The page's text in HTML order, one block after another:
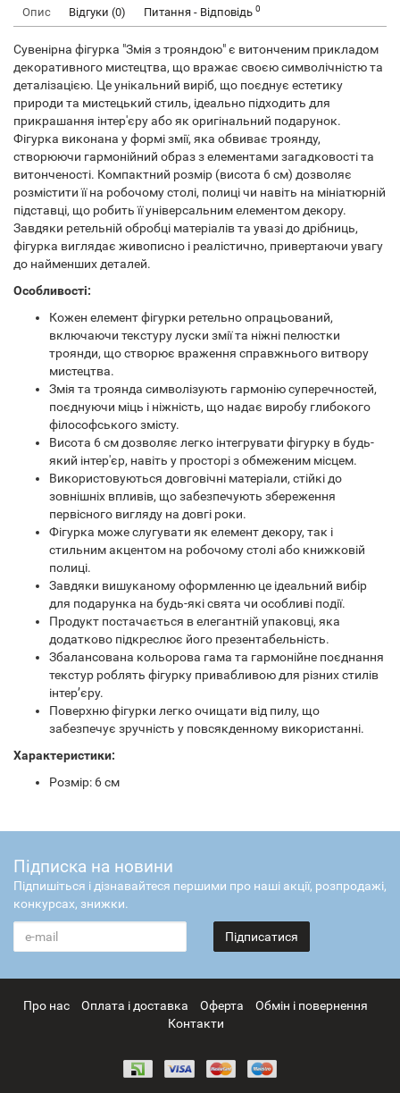
Опис Відгуки (0) Питання - Відповідь 0
Сувенірна фігурка "Змія з трояндою" є витонченим прикладом
декоративного мистецтва, що вражає своєю символічністю та
деталізацією. Це унікальний виріб, що поєднує естетику
природи та мистецький стиль, ідеально підходить для
прикрашання інтер'єру або як оригінальний подарунок.
Фігурка виконана у формі змії, яка обвиває троянду,
створюючи гармонійний образ з елементами загадковості та
витонченості. Компактний розмір (висота 6 см) дозволяє
розмістити її на робочому столі, полиці чи навіть на мініатюрній
підставці, що робить її універсальним елементом декору.
Завдяки ретельній обробці матеріалів та увазі до дрібниць,
фігурка виглядає живописно і реалістично, привертаючи увагу
до найменших деталей.
Особливості:
Кожен елемент фігурки ретельно опрацьований,
включаючи текстуру луски змії та ніжні пелюстки
троянди, що створює враження справжнього витвору
мистецтва.
Змія та троянда символізують гармонію суперечностей,
поєднуючи міць і ніжність, що надає виробу глибокого
філософського змісту.
Висота 6 см дозволяє легко інтегрувати фігурку в будь-
який інтер'єр, навіть у просторі з обмеженим місцем.
Використовуються довговічні матеріали, стійкі до
зовнішніх впливів, що забезпечують збереження
первісного вигляду на довгі роки.
Фігурка може слугувати як елемент декору, так і
стильним акцентом на робочому столі або книжковій
полиці.
Завдяки вишуканому оформленню це ідеальний вибір
для подарунка на будь-які свята чи особливі події.
Продукт постачається в елегантній упаковці, яка
додатково підкреслює його презентабельність.
Збалансована кольорова гама та гармонійне поєднання
текстур роблять фігурку привабливою для різних стилів
інтер’єру.
Поверхню фігурки легко очищати від пилу, що
забезпечує зручність у повсякденному використанні.
Характеристики:
Розмір: 6 см
Підписка на новини
Підпишіться і дізнавайтеся першими про наші акції, розпродажі,
конкурсах, знижки.
Підписатися
Про нас Оплата і доставка Оферта
Обмін і повернення
Контакти